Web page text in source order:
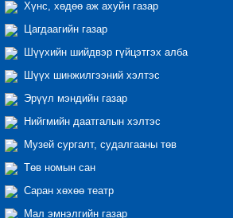
Хүнс, хөдөө аж ахуйн газар
Цагдаагийн газар
Шүүхийн шийдвэр гүйцэтгэх алба
Шүүх шинжилгээний хэлтэс
Эрүүл мэндийн газар
Нийгмийн даатгалын хэлтэс
Музей сургалт, судалгааны төв
Төв номын сан
Саран хөхөө театр
Мал эмнэлгийн газар